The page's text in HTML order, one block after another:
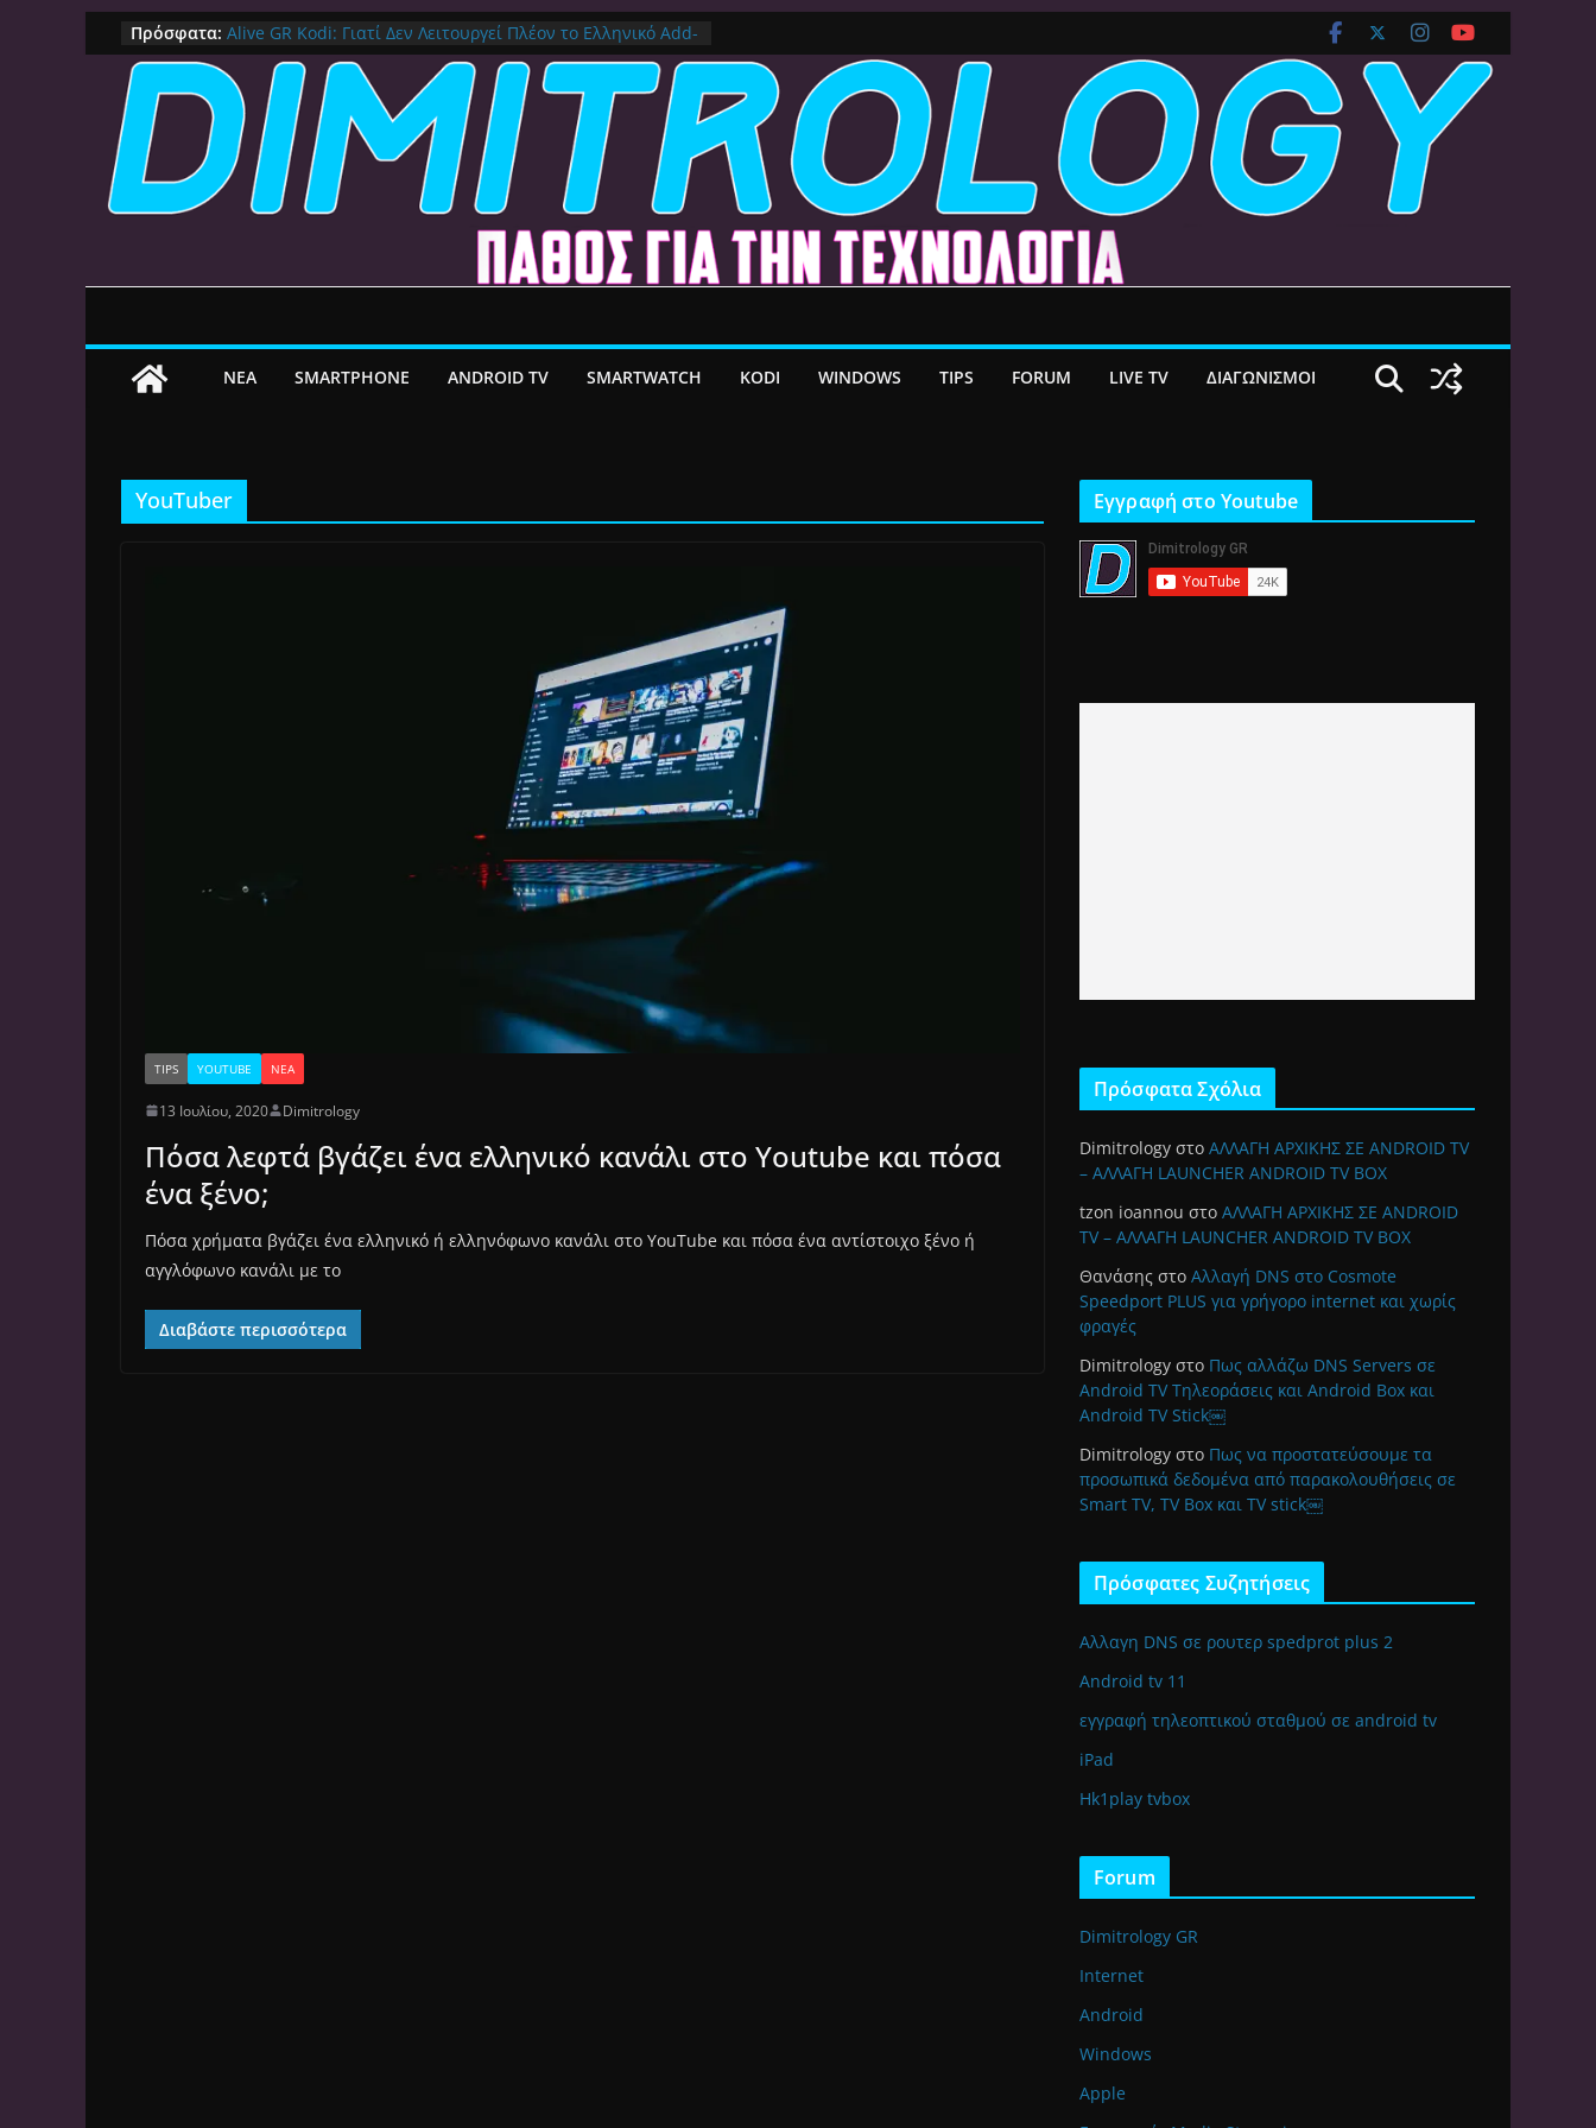
Μετάβαση
σε
περιεχόμενο
Πρόσφατα:
IPVanish Προσφορά: 83% Έκπτωση στο Premium VPN –
Δες γιατί αξίζει
Alive GR Kodi: Γιατί Δεν Λειτουργεί Πλέον το Ελληνικό Add-
on
Ο Καλύτερος Διαχειριστής Αρχείων για Android TV | CX
File Explorer, Καθαρισμός και Ασύρματη Μεταφορά
Ο Καλύτερος Launcher για Android TV / Google TV:
Γρήγορος, Χωρίς Διαφημίσεις και Πλήρη Προσαρμογή!
Πως αλλάζουμε DNS Server σε Mac με MacOS Ventura
ΝEA SMARTPHONE ANDROID TV SMARTWATCH KODI WINDOWS TIPS FORUM LIVE TV ΔΙΑΓΩΝΙΣΜΟΙ
YouTuber
TIPS YOUTUBE ΝΈΑ
13 Ιουλίου, 2020 Dimitrology
Πόσα λεφτά βγάζει ένα ελληνικό κανάλι στο Youtube και πόσα
ένα ξένο;
Πόσα χρήματα βγάζει ένα ελληνικό ή ελληνόφωνο κανάλι στο YouTube και πόσα ένα αντίστοιχο ξένο ή
αγγλόφωνο κανάλι με το
Διαβάστε περισσότερα
Εγγραφή στο Youtube
Πρόσφατα Σχόλια
Dimitrology στο ΑΛΛΑΓΗ ΑΡΧΙΚΗΣ ΣΕ ANDROID TV
– ΑΛΛΑΓΗ LAUNCHER ANDROID TV BOX
tzon ioannou στο ΑΛΛΑΓΗ ΑΡΧΙΚΗΣ ΣΕ ANDROID
TV – ΑΛΛΑΓΗ LAUNCHER ANDROID TV BOX
Θανάσης στο Αλλαγή DNS στο Cosmote
Speedport PLUS για γρήγορο internet και χωρίς
φραγές
Dimitrology στο Πως αλλάζω DNS Servers σε
Android TV Τηλεοράσεις και Android Box και
Android TV Stick￼
Dimitrology στο Πως να προστατεύσουμε τα
προσωπικά δεδομένα από παρακολουθήσεις σε
Smart TV, TV Box και TV stick￼
Πρόσφατες Συζητήσεις
Αλλαγη DNS σε ρουτερ spedprot plus 2
Android tv 11
εγγραφή τηλεοπτικού σταθμού σε android tv
iPad
Hk1play tvbox
Forum
Dimitrology GR
Internet
Android
Windows
Apple